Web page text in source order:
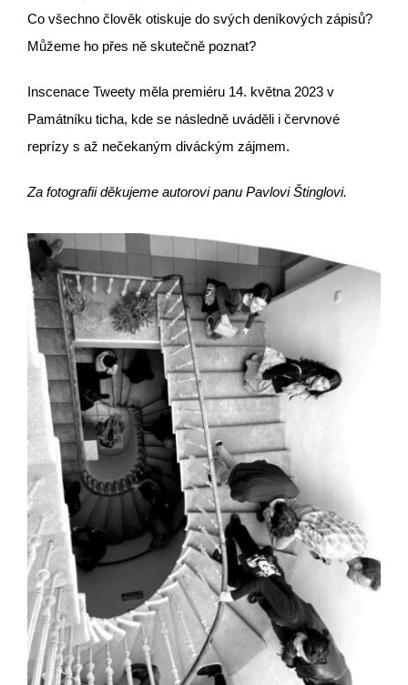
Co všechno člověk otiskuje do svých deníkových zápisů?
Můžeme ho přes ně skutečně poznat?
Inscenace Tweety měla premiéru 14. května 2023 v
Památníku ticha, kde se následně uváděli i červnové
reprízy s až nečekaným diváckým zájmem.
Za fotografii děkujeme autorovi panu Pavlovi Štinglovi.